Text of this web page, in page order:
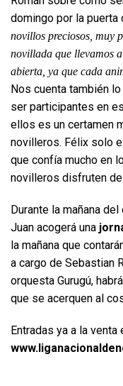
domingo por la puerta
novillos preciosos, muy
novillada que llevamos
abierta, ya que cada
Nos cuenta también
ser participantes en
ellos es un certamen
novilleros. Félix solo
que confía mucho en
novilleros disfruten
Durante la mañana
Juan acogerá una
la mañana que
a cargo de Sebastian
orquesta Gurugú,
que se acerquen al
Entradas ya a la venta